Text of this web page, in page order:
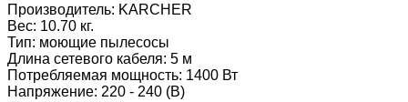
Производитель: KARCHER
Вес: 10.70 кг.
Тип: моющие пылесосы
Длина сетевого кабеля: 5 м
Потребляемая мощность: 1400 Вт
Напряжение: 220 - 240 (В)